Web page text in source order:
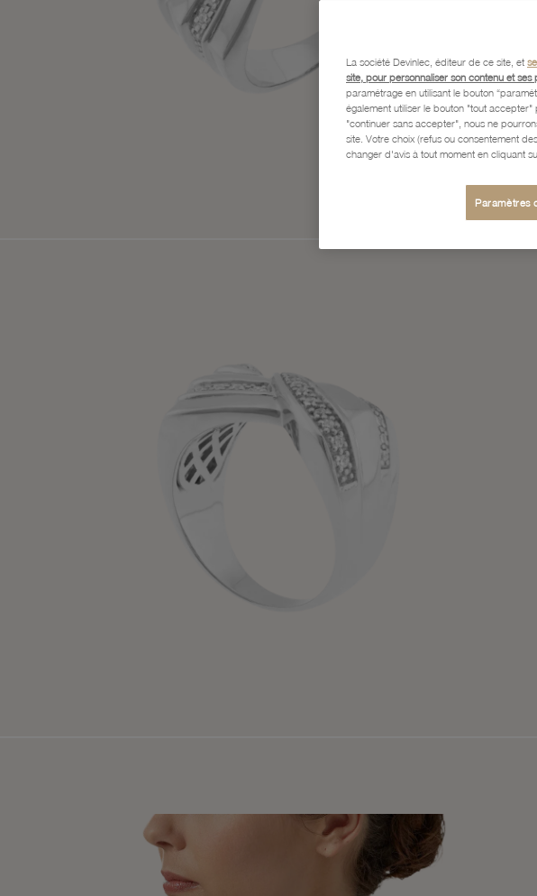
La société Devinlec, éditeur de ce site, et
site, pour personnaliser son contenu et
paramétrage en utilisant le bouton
également utiliser le bouton "tout
"continuer sans accepter", nous ne
site. Votre choix (refus ou consentement
changer d'avis à tout moment en cliquant
Paramètres